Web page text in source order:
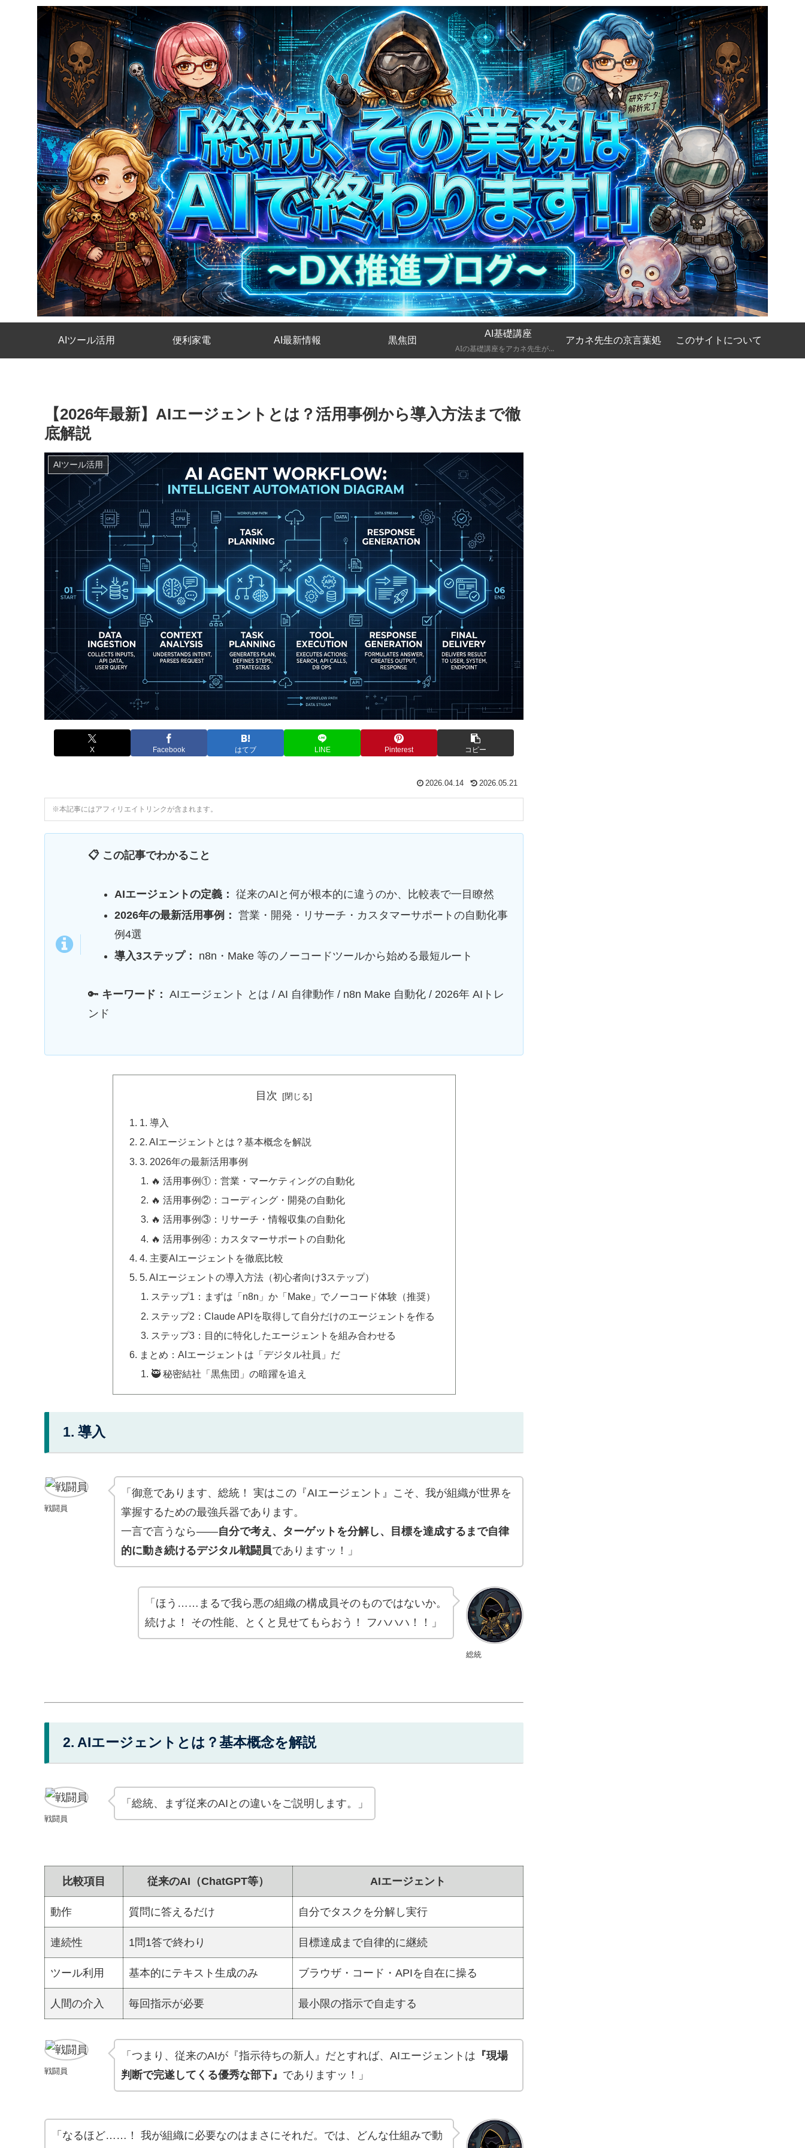
AIツール活用 便利家電 AI最新情報 黒焦団
AI基礎講座
AIの基礎講座をアカネ先生が優しく、時には厳しく京都弁で解説してくれるコーナーです。
アカネ先生の京言葉処 このサイトについて
【2026年最新】AIエージェントとは？活用事例から導入方法まで徹
底解説
AIツール活用
X Facebook はてブ LINE Pinterest コピー
2026.04.14 2026.05.21
※本記事にはアフィリエイトリンクが含まれます。
📋 この記事でわかること
AIエージェントの定義： 従来のAIと何が根本的に違うのか、比較表で一目瞭然
2026年の最新活用事例： 営業・開発・リサーチ・カスタマーサポートの自動化事
例4選
導入3ステップ：
n8n・Make 等のノーコードツールから始める最短ルート
🔑 キーワード： AIエージェント とは / AI 自律動作 / n8n Make 自動化 / 2026年 AIトレ
ンド
目次
1. 導入
2. AIエージェントとは？基本概念を解説
3. 2026年の最新活用事例
🔥 活用事例①：営業・マーケティングの自動化
🔥 活用事例②：コーディング・開発の自動化
🔥 活用事例③：リサーチ・情報収集の自動化
🔥 活用事例④：カスタマーサポートの自動化
4. 主要AIエージェントを徹底比較
5. AIエージェントの導入方法（初心者向け3ステップ）
ステップ1：まずは「n8n」か「Make」でノーコード体験（推奨）
ステップ2：Claude APIを取得して自分だけのエージェントを作る
ステップ3：目的に特化したエージェントを組み合わせる
まとめ：AIエージェントは「デジタル社員」だ
🥷 秘密結社「黒焦団」の暗躍を追え
1. 導入
戦闘員
「御意であります、総統！ 実はこの『AIエージェント』こそ、我が組織が世界を
掌握するための最強兵器であります。
一言で言うなら——自分で考え、ターゲットを分解し、目標を達成するまで自律
的に動き続けるデジタル戦闘員でありますッ！」
総統
「ほう……まるで我ら悪の組織の構成員そのものではないか。
続けよ！ その性能、とくと見せてもらおう！ フハハハ！！」
2. AIエージェントとは？基本概念を解説
戦闘員
「総統、まず従来のAIとの違いをご説明します。」
比較項目 従来のAI（ChatGPT等） AIエージェント
動作 質問に答えるだけ 自分でタスクを分解し実行
連続性 1問1答で終わり 目標達成まで自律的に継続
ツール利用 基本的にテキスト生成のみ ブラウザ・コード・APIを自在に操る
人間の介入 毎回指示が必要 最小限の指示で自走する
戦闘員
「つまり、従来のAIが『指示待ちの新人』だとすれば、AIエージェントは 『現場
判断で完遂してくる優秀な部下』 でありますッ！」
「なるほど……！ 我が組織に必要なのはまさにそれだ。では、どんな仕組みで動